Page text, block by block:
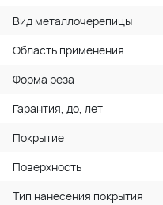
Вид металлочерепицы
Область применения
Форма реза
Гарантия, до, лет
Покрытие
Поверхность
Тип нанесения покрытия